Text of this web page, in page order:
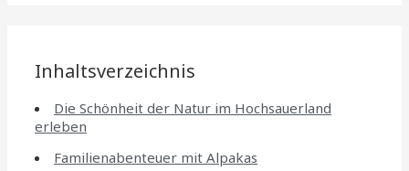
Inhaltsverzeichnis
Die Schönheit der Natur im Hochsauerland
erleben
Familienabenteuer mit Alpakas